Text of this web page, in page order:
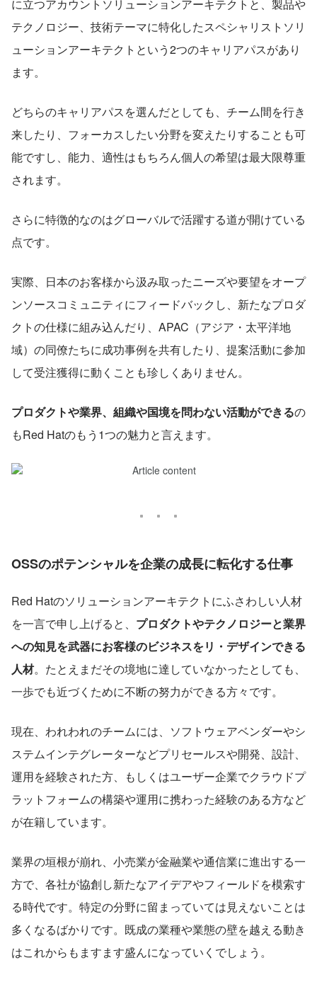
に立つアカウントソリューションアーキテクトと、製品や
テクノロジー、技術テーマに特化したスペシャリストソリ
ューションアーキテクトという2つのキャリアパスがあり
ます。
どちらのキャリアパスを選んだとしても、チーム間を行き
来したり、フォーカスしたい分野を変えたりすることも可
能ですし、能力、適性はもちろん個人の希望は最大限尊重
されます。
さらに特徴的なのはグローバルで活躍する道が開けている
点です。
実際、日本のお客様から汲み取ったニーズや要望をオープ
ンソースコミュニティにフィードバックし、新たなプロダ
クトの仕様に組み込んだり、APAC（アジア・太平洋地
域）の同僚たちに成功事例を共有したり、提案活動に参加
して受注獲得に動くことも珍しくありません。
プロダクトや業界、組織や国境を問わない活動ができるの
もRed Hatのもう1つの魅力と言えます。
OSSのポテンシャルを企業の成長に転化する仕事
Red Hatのソリューションアーキテクトにふさわしい人材
を一言で申し上げると、 プロダクトやテクノロジーと業界
への知見を武器にお客様のビジネスをリ・デザインできる
人材。たとえまだその境地に達していなかったとしても、
一歩でも近づくために不断の努力ができる方々です。
現在、われわれのチームには、ソフトウェアベンダーやシ
ステムインテグレーターなどプリセールスや開発、設計、
運用を経験された方、もしくはユーザー企業でクラウドプ
ラットフォームの構築や運用に携わった経験のある方など
が在籍しています。
業界の垣根が崩れ、小売業が金融業や通信業に進出する一
方で、各社が協創し新たなアイデアやフィールドを模索す
る時代です。特定の分野に留まっていては見えないことは
多くなるばかりです。既成の業種や業態の壁を越える動き
はこれからもますます盛んになっていくでしょう。